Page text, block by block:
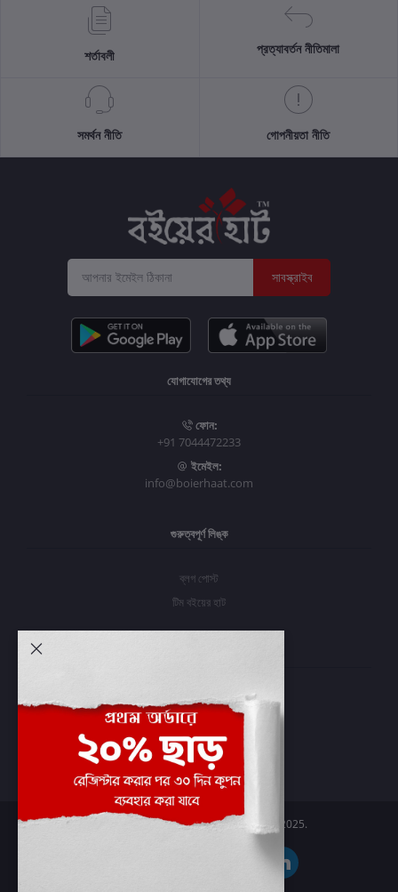
শর্তাবলী প্রত্যাবর্তন নীতিমালা
সমর্থন নীতি গোপনীয়তা নীতি
সাবস্ক্রাইব
যোগাযোগের তথ্য
ফোন:
+91 7044472233
ইমেইল:
info@boierhaat.com
গুরুত্বপূর্ণ লিঙ্ক
ব্লগ পোস্ট
টিম বইয়ের হাট
প্রবেশ করুন
অর্ডার ইতিহাস
আমার ইচ্ছাগুলি
অর্ডার ট্র্যাকিং
Boier Haat™ | © All rights reserved 2025.